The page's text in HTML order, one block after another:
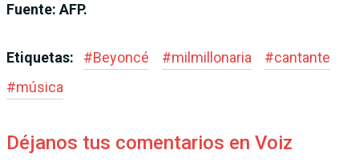
Fuente: AFP.
Etiquetas: #Beyoncé #milmillonaria #cantante
#música
Déjanos tus comentarios en Voiz